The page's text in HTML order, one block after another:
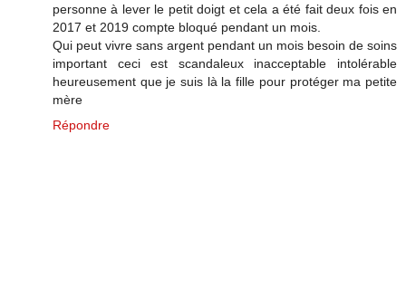
personne à lever le petit doigt et cela a été fait deux fois en
2017 et 2019 compte bloqué pendant un mois.
Qui peut vivre sans argent pendant un mois besoin de soins
important ceci est scandaleux inacceptable intolérable
heureusement que je suis là la fille pour protéger ma petite
mère
Répondre